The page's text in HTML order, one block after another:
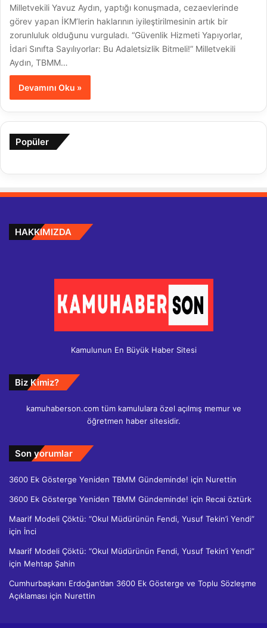
Milletvekili Yavuz Aydın, yaptığı konuşmada, cezaevlerinde
görev yapan İKM’lerin haklarının iyileştirilmesinin artık bir
zorunluluk olduğunu vurguladı. “Güvenlik Hizmeti Yapıyorlar,
İdari Sınıfta Sayılıyorlar: Bu Adaletsizlik Bitmeli!” Milletvekili
Aydın, TBMM…
Devamını Oku »
Popüler
HAKKIMIZDA
Kamulunun En Büyük Haber Sitesi
Biz Kimiz?
kamuhaberson.com tüm kamululara özel açılmış memur ve
öğretmen haber sitesidir.
Son yorumlar
3600 Ek Gösterge Yeniden TBMM Gündeminde! için Nurettin
3600 Ek Gösterge Yeniden TBMM Gündeminde! için Recai öztürk
Maarif Modeli Çöktü: “Okul Müdürünün Fendi, Yusuf Tekin’i Yendi”
için İnci
Maarif Modeli Çöktü: “Okul Müdürünün Fendi, Yusuf Tekin’i Yendi”
için Mehtap Şahin
Cumhurbaşkanı Erdoğan’dan 3600 Ek Gösterge ve Toplu Sözleşme
Açıklaması için Nurettin